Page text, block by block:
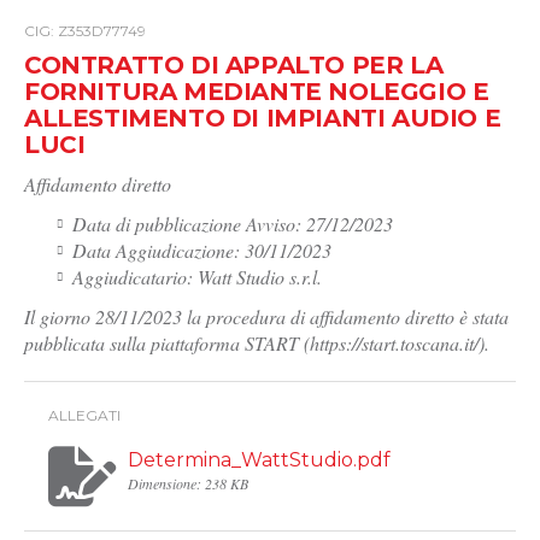
CIG: Z353D77749
CONTRATTO DI APPALTO PER LA
FORNITURA MEDIANTE NOLEGGIO E
ALLESTIMENTO DI IMPIANTI AUDIO E
LUCI
Affidamento diretto
Data di pubblicazione Avviso: 27/12/2023
Data Aggiudicazione: 30/11/2023
Aggiudicatario: Watt Studio s.r.l.
Il giorno 28/11/2023 la procedura di affidamento diretto è stata
pubblicata sulla piattaforma START (https://start.toscana.it/).
ALLEGATI
Determina_WattStudio.pdf
Dimensione: 238 KB